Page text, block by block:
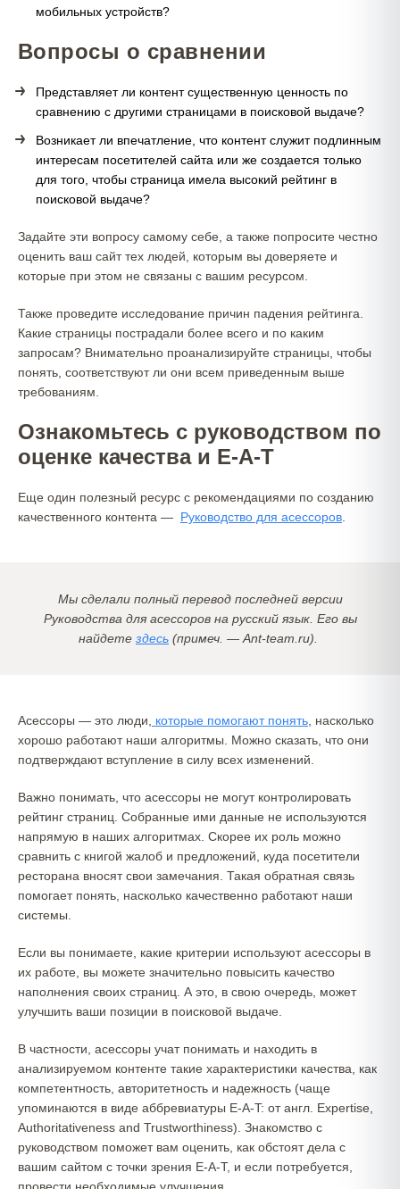
мобильных устройств?
Вопросы о сравнении
Представляет ли контент существенную ценность по
сравнению с другими страницами в поисковой выдаче?
Возникает ли впечатление, что контент служит подлинным
интересам посетителей сайта или же создается только
для того, чтобы страница имела высокий рейтинг в
поисковой выдаче?
Задайте эти вопросу самому себе, а также попросите честно
оценить ваш сайт тех людей, которым вы доверяете и
которые при этом не связаны с вашим ресурсом.
Также проведите исследование причин падения рейтинга.
Какие страницы пострадали более всего и по каким
запросам? Внимательно проанализируйте страницы, чтобы
понять, соответствуют ли они всем приведенным выше
требованиям.
Ознакомьтесь с руководством по
оценке качества и E-A-T
Еще один полезный ресурс с рекомендациями по созданию
качественного контента — Руководство для асессоров
Мы сделали полный перевод последней версии
Руководства для асессоров на русский язык. Его вы
найдете здесь (примеч. — Ant-team.ru).
Асессоры — это люди, которые помогают понять , насколько
хорошо работают наши алгоритмы. Можно сказать, что они
подтверждают вступление в силу всех изменений.
Важно понимать, что асессоры не могут контролировать
рейтинг страниц. Собранные ими данные не используются
напрямую в наших алгоритмах. Скорее их роль можно
сравнить с книгой жалоб и предложений, куда посетители
ресторана вносят свои замечания. Такая обратная связь
помогает понять, насколько качественно работают наши
системы.
Если вы понимаете, какие критерии используют асессоры в
их работе, вы можете значительно повысить качество
наполнения своих страниц. А это, в свою очередь, может
улучшить ваши позиции в поисковой выдаче.
В частности, асессоры учат понимать и находить в
анализируемом контенте такие характеристики качества, как
компетентность, авторитетность и надежность (чаще
упоминаются в виде аббревиатуры E-A-T: от англ. Expertise,
Authoritativeness and Trustworthiness). Знакомство с
руководством поможет вам оценить, как обстоят дела с
вашим сайтом с точки зрения E-A-T, и если потребуется,